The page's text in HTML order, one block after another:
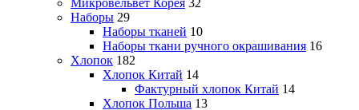
Наборы 29
Наборы тканей 10
Наборы ткани ручного окрашивания 16
Хлопок 182
Хлопок Китай 14
Фактурный хлопок Китай 14
Хлопок Польша 13